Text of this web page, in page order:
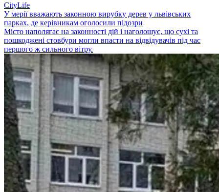
CityLife
У мерії вважають законною вирубку дерев у львівських
парках, де керівникам оголосили підозри
Місто наполягає на законності дій і наголошує, що сухі та
пошкоджені стовбури могли впасти на відвідувачів під час
першого ж сильного вітру.